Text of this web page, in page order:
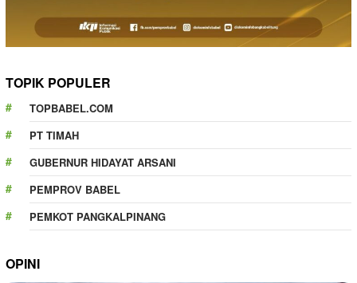
TOPIK POPULER
TOPBABEL.COM
PT TIMAH
GUBERNUR HIDAYAT ARSANI
PEMPROV BABEL
PEMKOT PANGKALPINANG
OPINI